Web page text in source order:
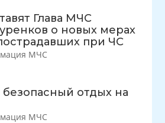
Глава МЧС
о новых мерах
при ЧС
МЧС
отдых на
МЧС